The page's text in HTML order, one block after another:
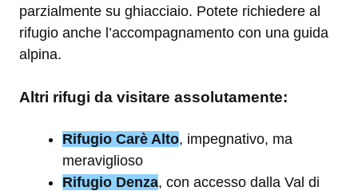
parzialmente su ghiacciaio. Potete richiedere al
rifugio anche l’accompagnamento con una guida
alpina.
Altri rifugi da visitare assolutamente:
Rifugio Carè Alto, impegnativo, ma
meraviglioso
Rifugio Denza, con accesso dalla Val di